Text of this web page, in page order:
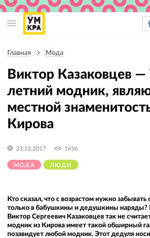
навигации
Главная Мода
Виктор Казаковцев —
летний модник,
местной
Кирова
МОДА ЛЮДИ
23.12.2017 1456
Кто сказал, что с возрастом нужно
только в бабушкины и дедушкины наряды?
Виктор Сергеевич Казаковцев так не
модник из Кирова имеет такой обширный
позавидует любой модник. Этот дедуля